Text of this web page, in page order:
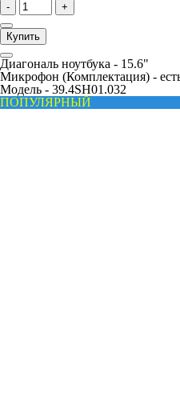
- +
Купить
Диагональ ноутбука - 15.6"
Микрофон (Комплектация) -
Модель - 39.4SH01.032
ПОПУЛЯРНЫЙ